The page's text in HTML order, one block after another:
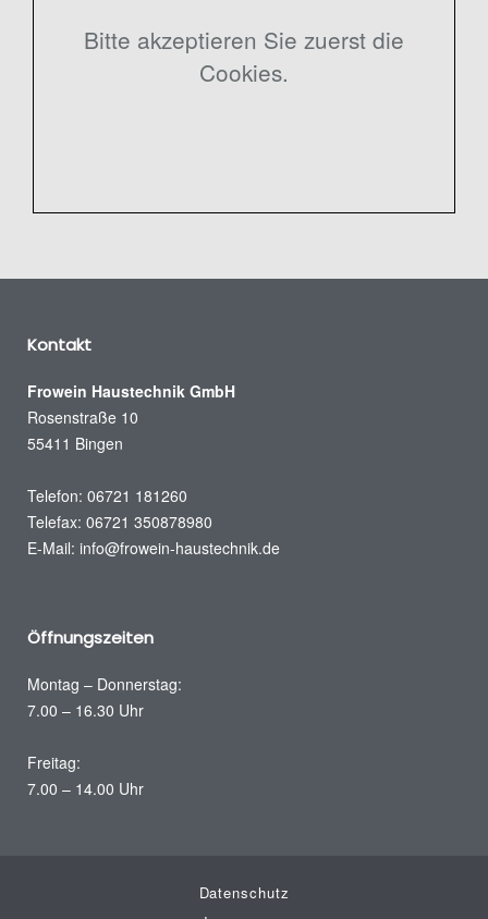
Bitte akzeptieren Sie zuerst die
Cookies.
Kontakt
Frowein Haustechnik GmbH
Rosenstraße 10
55411 Bingen
Telefon: 06721 181260
Telefax: 06721 350878980
E-Mail: info@frowein-haustechnik.de
Öffnungszeiten
Montag – Donnerstag:
7.00 – 16.30 Uhr
Freitag:
7.00 – 14.00 Uhr
Datenschutz